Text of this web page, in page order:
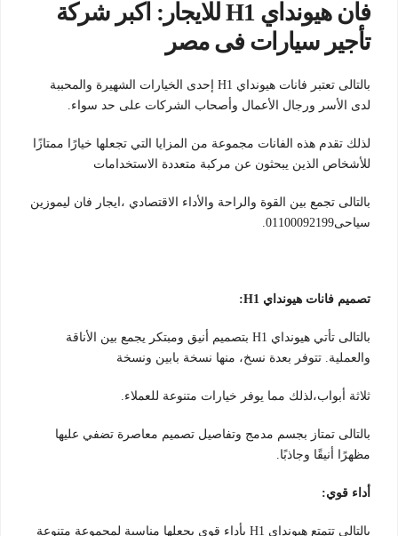
فان هيونداي H1 للايجار: اكبر شركة
تأجير سيارات فى مصر
بالتالى تعتبر فانات هيونداي H1 إحدى الخيارات الشهيرة والمحببة
لدى الأسر ورجال الأعمال وأصحاب الشركات على حد سواء.
لذلك تقدم هذه الفانات مجموعة من المزايا التي تجعلها خيارًا ممتازًا
للأشخاص الذين يبحثون عن مركبة متعددة الاستخدامات
بالتالى تجمع بين القوة والراحة والأداء الاقتصادي ،ايجار فان ليموزين
سياحى01100092199.
تصميم فانات هيونداي H1:
بالتالى تأتي هيونداي H1 بتصميم أنيق ومبتكر يجمع بين الأناقة
والعملية. تتوفر بعدة نسخ، منها نسخة بابين ونسخة
ثلاثة أبواب،لذلك مما يوفر خيارات متنوعة للعملاء.
بالتالى تمتاز بجسم مدمج وتفاصيل تصميم معاصرة تضفي عليها
مظهرًا أنيقًا وجاذبًا.
أداء قوي:
بالتالى تتمتع هيونداي H1 بأداء قوي يجعلها مناسبة لمجموعة متنوعة